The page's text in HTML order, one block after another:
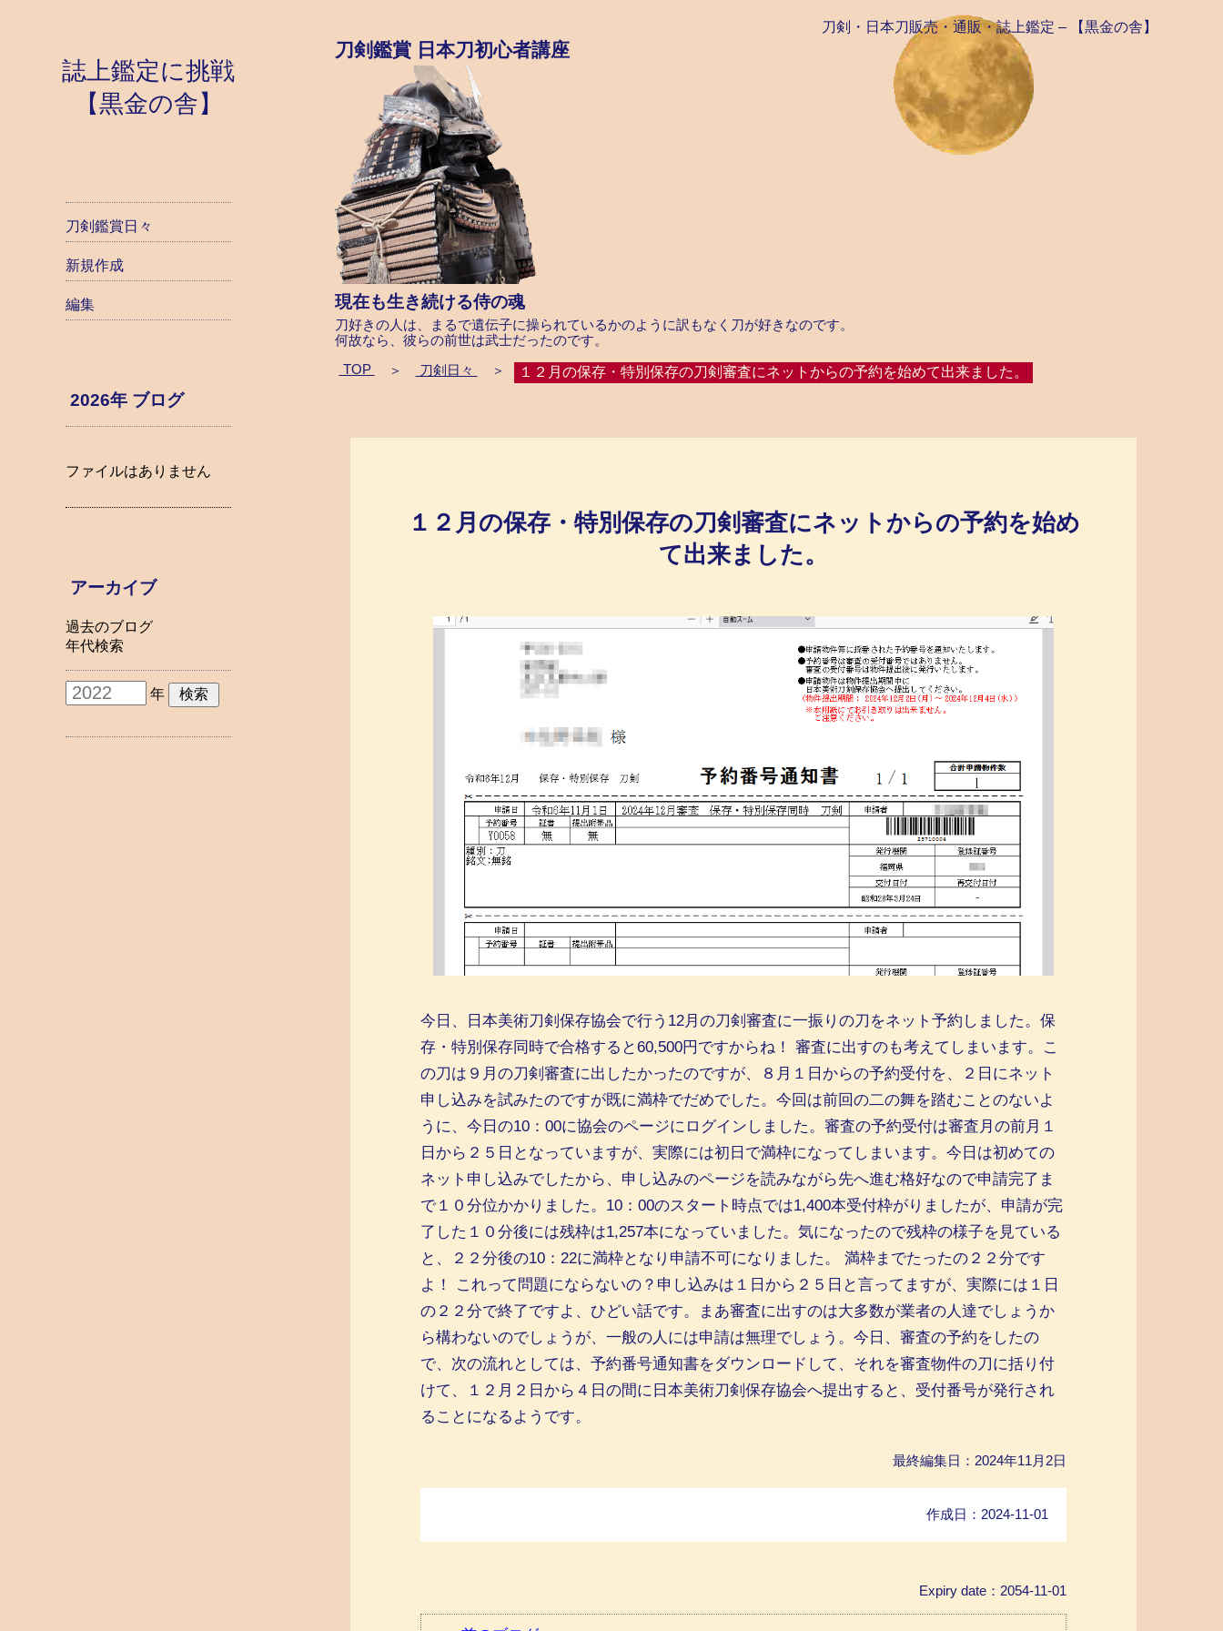
刀剣・日本刀販売・通販・誌上鑑定 – 【黒金の舎】
刀剣鑑賞 日本刀初心者講座
現在も生き続ける侍の魂
刀好きの人は、まるで遺伝子に操られているかのように訳もなく刀が好きなのです。
何故なら、彼らの前世は武士だったのです。
TOP
＞ 刀剣日々 ＞ １２月の保存・特別保存の刀剣審査にネットからの予約を始めて出来ました。
誌上鑑定に挑戦
【黒金の舎】
刀剣鑑賞日々
新規作成
編集
2026年 ブログ
ファイルはありません
アーカイブ
過去のブログ
年代検索
年
１２月の保存・特別保存の刀剣審査にネットからの予約を始め
て出来ました。
今日、日本美術刀剣保存協会で行う12月の刀剣審査に一振りの刀をネット予約しました。保
存・特別保存同時で合格すると60,500円ですからね！ 審査に出すのも考えてしまいます。こ
の刀は９月の刀剣審査に出したかったのですが、８月１日からの予約受付を、２日にネット
申し込みを試みたのですが既に満枠でだめでした。今回は前回の二の舞を踏むことのないよ
うに、今日の10：00に協会のページにログインしました。審査の予約受付は審査月の前月１
日から２５日となっていますが、実際には初日で満枠になってしまいます。今日は初めての
ネット申し込みでしたから、申し込みのページを読みながら先へ進む格好なので申請完了ま
で１０分位かかりました。10：00のスタート時点では1,400本受付枠がりましたが、申請が完
了した１０分後には残枠は1,257本になっていました。気になったので残枠の様子を見ている
と、２２分後の10：22に満枠となり申請不可になりました。 満枠までたったの２２分です
よ！ これって問題にならないの？申し込みは１日から２５日と言ってますが、実際には１日
の２２分で終了ですよ、ひどい話です。まあ審査に出すのは大多数が業者の人達でしょうか
ら構わないのでしょうが、一般の人には申請は無理でしょう。今日、審査の予約をしたの
で、次の流れとしては、予約番号通知書をダウンロードして、それを審査物件の刀に括り付
けて、１２月２日から４日の間に日本美術刀剣保存協会へ提出すると、受付番号が発行され
ることになるようです。
最終編集日：2024年11月2日
作成日：2024-11-01
Expiry date：2054-11-01